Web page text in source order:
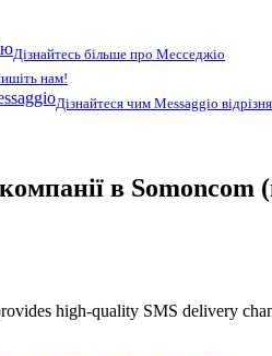
Дізнайтесь більше про Месседжіо
нам!
Дізнайтеся чим Messaggio
в Somoncom
high-quality SMS delivery